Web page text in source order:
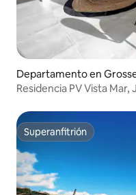
Departamento en
Residencia PV Vista Mar,
Superanfitrión
Superanfitrión